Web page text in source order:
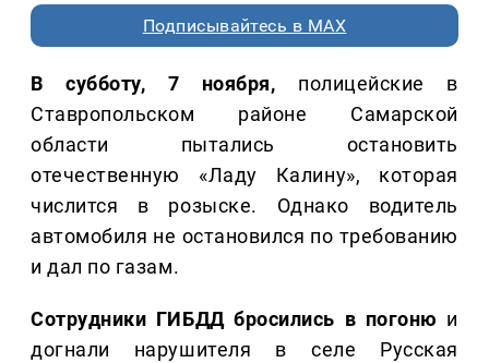
Подписывайтесь в MAX
В субботу, 7 ноября, полицейские в
Ставропольском районе Самарской
области пытались остановить
отечественную «Ладу Калину», которая
числится в розыске. Однако водитель
автомобиля не остановился по требованию
и дал по газам.
Сотрудники ГИБДД бросились в погоню и
догнали нарушителя в селе Русская